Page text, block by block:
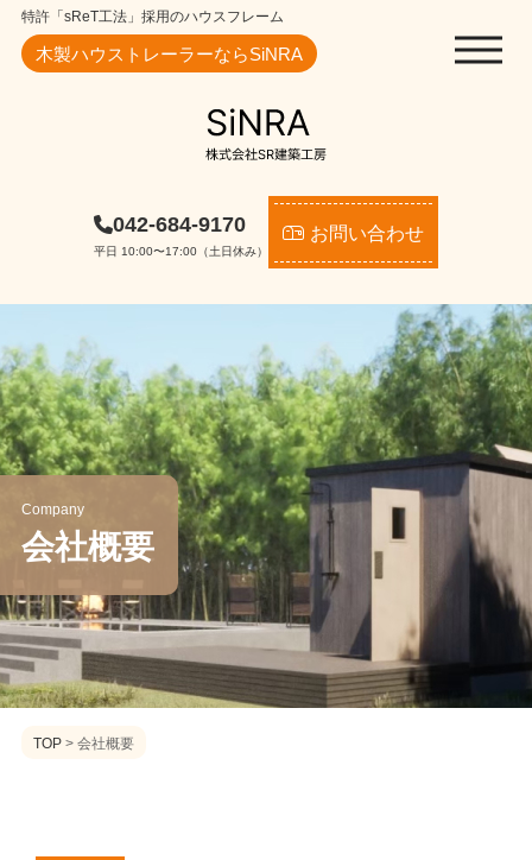
特許「sReT工法」採用のハウスフレーム
木製ハウストレーラーならSiNRA
042-684-9170
平日 10:00〜17:00（土日休み）
お問い合わせ
Company
会社概要
TOP> 会社概要